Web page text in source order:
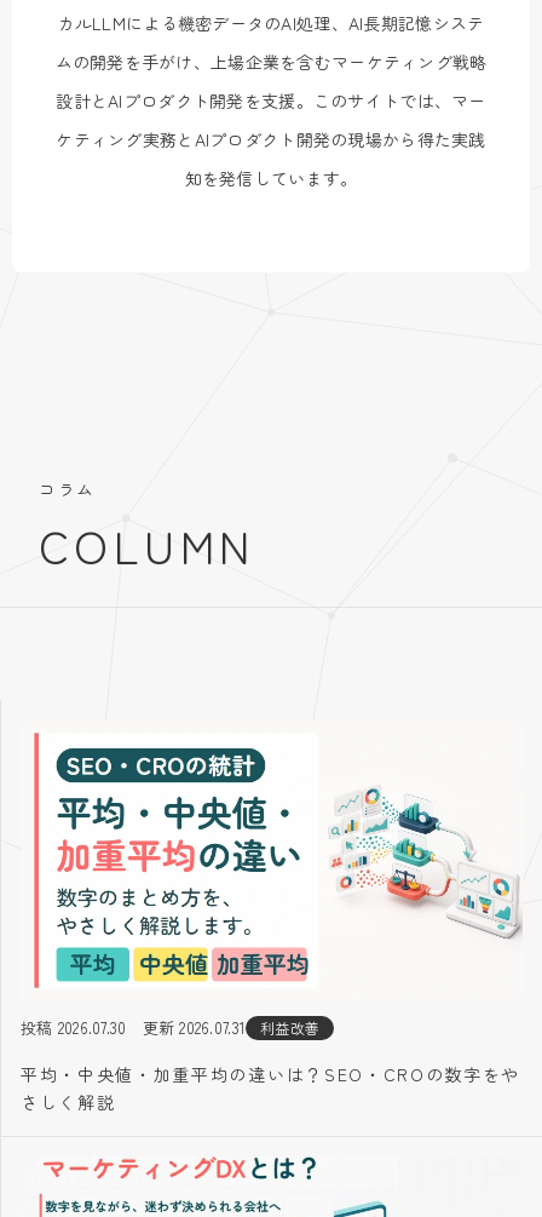
カルLLMによる機密データのAI処理、AI長期記憶システ
ムの開発を手がけ、上場企業を含むマーケティング戦略
設計とAIプロダクト開発を支援。このサイトでは、マー
ケティング実務とAIプロダクト開発の現場から得た実践
知を発信しています。
コラム
COLUMN
投稿 2026.07.30 更新 2026.07.31 利益改善
平均・中央値・加重平均の違いは？SEO・CROの数字をや
さしく解説